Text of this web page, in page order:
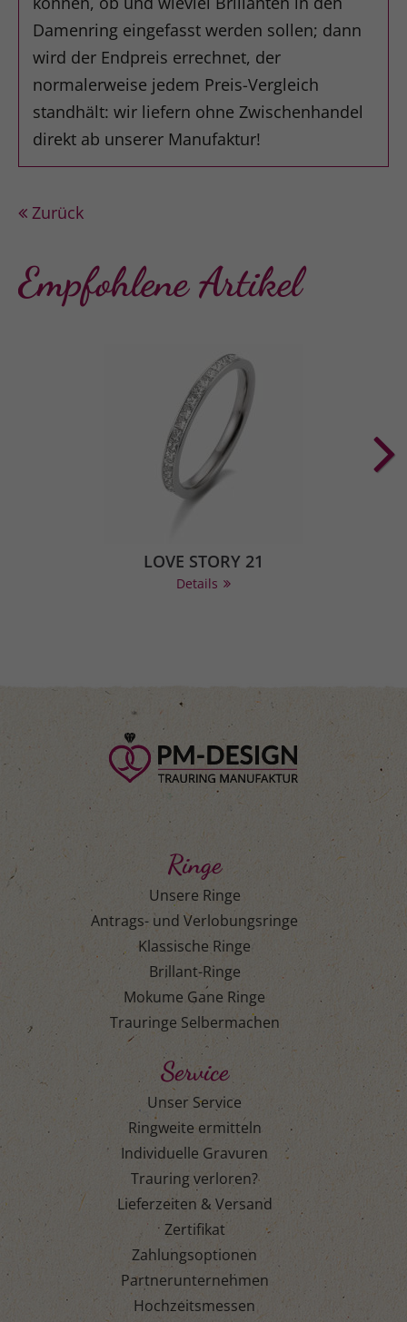
Damenring eingefasst werden sollen; dann
wird der Endpreis errechnet, der
normalerweise jedem Preis-Vergleich
standhält: wir liefern ohne Zwischenhandel
direkt ab unserer Manufaktur!
Zurück
Empfohlene Artikel
LOVE STORY 21
Details
Ringe
Unsere Ringe
Antrags- und Verlobungsringe
Klassische Ringe
Brillant-Ringe
Mokume Gane Ringe
Trauringe Selbermachen
Service
Unser Service
Ringweite ermitteln
Individuelle Gravuren
Trauring verloren?
Lieferzeiten & Versand
Zertifikat
Zahlungsoptionen
Partnerunternehmen
Hochzeitsmessen